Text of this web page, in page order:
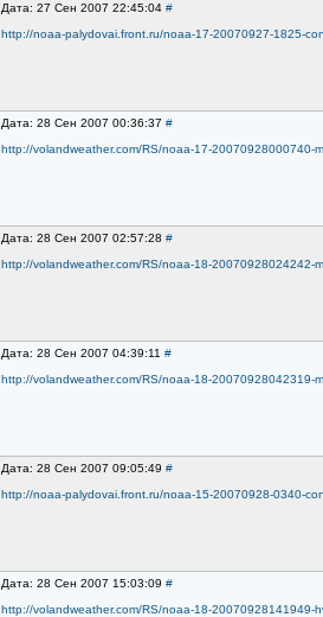
Дата: 27 Сен 2007 22:45:04 #
http://noaa-palydovai.front.ru/noaa-17-20070927-1825-
Дата: 28 Сен 2007 00:36:37 #
http://volandweather.com/RS/noaa-17-20070928000740-
Дата: 28 Сен 2007 02:57:28 #
http://volandweather.com/RS/noaa-18-20070928024242-
Дата: 28 Сен 2007 04:39:11 #
http://volandweather.com/RS/noaa-18-20070928042319-
Дата: 28 Сен 2007 09:05:49 #
http://noaa-palydovai.front.ru/noaa-15-20070928-0340-
Дата: 28 Сен 2007 15:03:09 #
http://volandweather.com/RS/noaa-18-20070928141949-